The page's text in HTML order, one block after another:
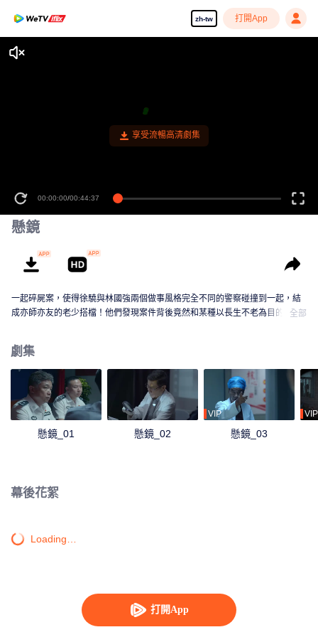
zh-tw 打開App
打開App
享受流暢高清劇集
00:00:00/00:44:37
懸鏡
一起碎屍案，使得徐驍與林國強兩個做事風格完全不同的警察碰撞到一起，結
成亦師亦友的老少搭檔！他們發現案件背後竟然和某種以長生不老為目的的古
全部
劇集
懸鏡_01 懸鏡_02
VIP
懸鏡_03
VIP
幕後花絮
Loading…